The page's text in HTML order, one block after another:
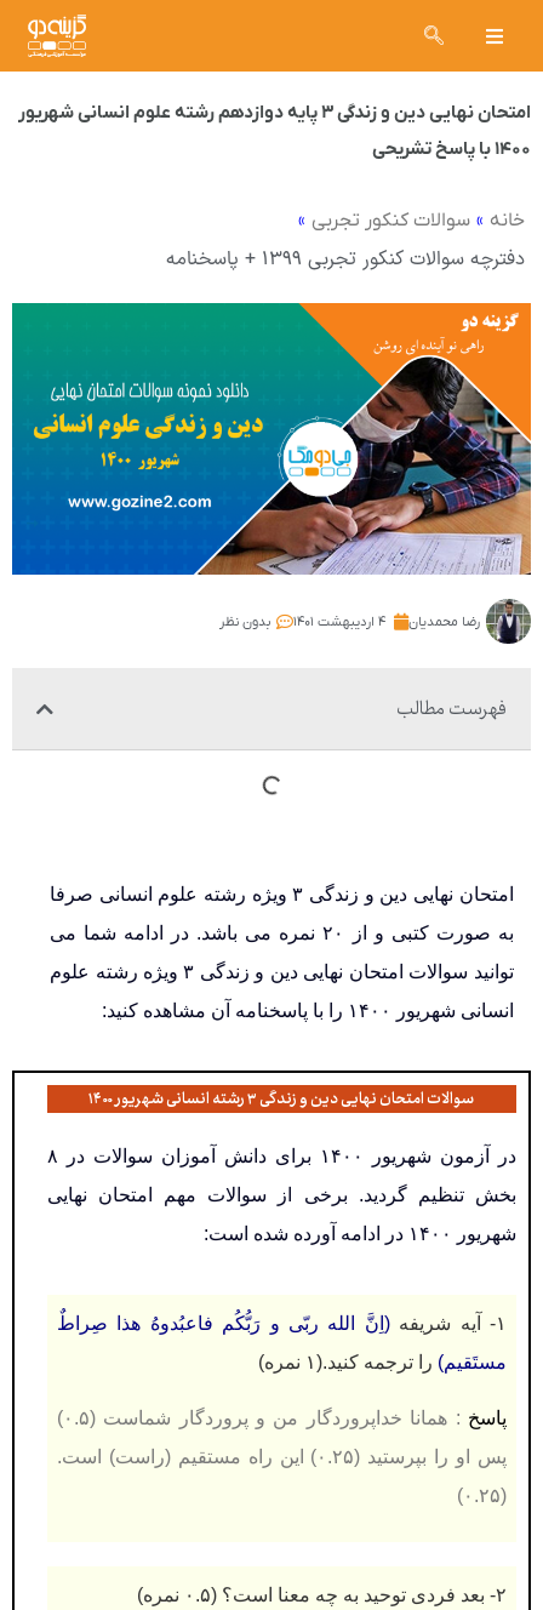
امتحان نهایی دین و زندگی ۳ پایه دوازدهم رشته علوم انسانی شهریور
۱۴۰۰ با پاسخ تشریحی
خانه » سوالات کنکور تجربی »
دفترچه سوالات کنکور تجربی ۱۳۹۹ + پاسخنامه
رضا محمدیان ۴ اردیبهشت ۱۴۰۱ بدون نظر
فهرست مطالب
امتحان نهایی دین و زندگی ۳ ویژه رشته علوم انسانی صرفا
به صورت کتبی و از ۲۰ نمره می باشد. در ادامه شما می
توانید سوالات امتحان نهایی دین و زندگی ۳ ویژه رشته علوم
انسانی شهریور ۱۴۰۰ را با پاسخنامه آن مشاهده کنید:
سوالات امتحان نهایی دین و زندگی ۳ رشته انسانی شهریور ۱۴۰۰
در آزمون شهریور ۱۴۰۰ برای دانش آموزان سوالات در ۸
بخش تنظیم گردید. برخی از سوالات مهم امتحان نهایی
شهریور ۱۴۰۰ در ادامه آورده شده است:
۱- آیه شریفه
(اِنَّ الله ربّی و رَبُّکُم فاعبُدوهُ هذا صِراطٌ
مستَقیم) را ترجمه کنید.(۱ نمره)
پاسخ
: همانا خداپروردگار من و پروردگار شماست (۰.۵)
پس او را بپرستید (۰.۲۵) این راه مستقیم (راست) است.
(۰.۲۵)
۲- بعد فردی توحید به چه معنا است ؟ (۰.۵ نمره)